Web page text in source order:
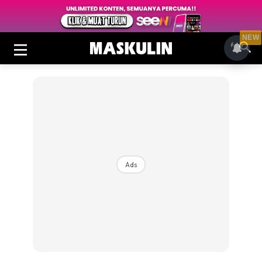
Ads
NEW